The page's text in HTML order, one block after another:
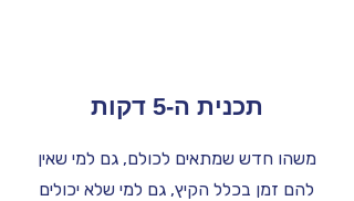
תכנית ה-5 דקות
משהו חדש שמתאים לכולם, גם למי שאין
להם זמן בכלל הקיץ, גם למי שלא יכולים